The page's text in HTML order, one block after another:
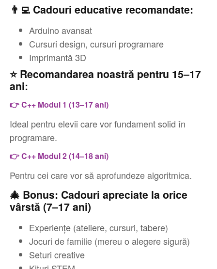
👨‍💻 Cadouri educative recomandate:
Arduino avansat
Cursuri design, cursuri programare
Imprimantă 3D
⭐ Recomandarea noastră pentru 15–17
ani:
👉 C++ Modul 1 (13–17 ani)
Ideal pentru elevii care vor fundament solid în
programare.
👉 C++ Modul 2 (14–18 ani)
Pentru cei care vor să aprofundeze algoritmica.
🎄 Bonus: Cadouri apreciate la orice
vârstă (7–17 ani)
Experiențe (ateliere, cursuri, tabere)
Jocuri de familie (mereu o alegere sigură)
Seturi creative